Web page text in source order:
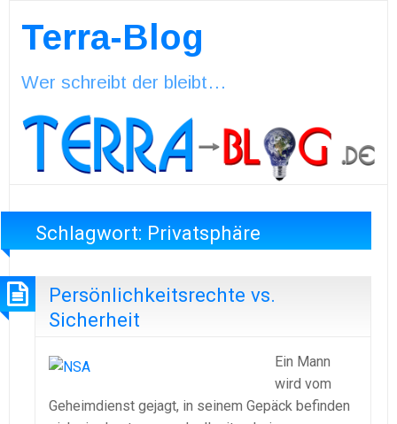
Terra-Blog
Wer schreibt der bleibt…
Schlagwort: Privatsphäre
Persönlichkeitsrechte vs.
Sicherheit
Ein Mann
wird vom
Geheimdienst gejagt, in seinem Gepäck befinden